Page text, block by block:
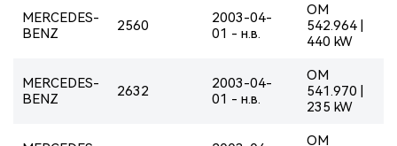
MERCEDES-
BENZ
2560
2003-04-
01 - н.в.
OM
542.964 |
440 kW
MERCEDES-
BENZ
2632
2003-04-
01 - н.в.
OM
541.970 |
235 kW
OM